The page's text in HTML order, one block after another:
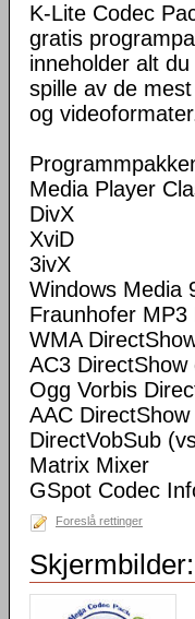
K-Lite Codec
gratis
inneholder alt
spille av de
og
Media Player
DivX
XviD
3ivX
Windows Media
Fraunhofer
WMA
AC3 DirectShow
Ogg Vorbis
AAC
DirectVobSub
Matrix Mixer
GSpot Codec
Foreslå rettinger
Skjermbilder: